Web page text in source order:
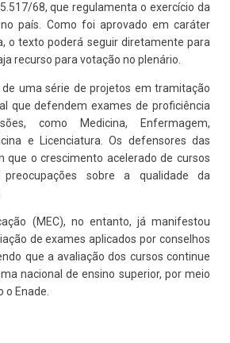
68, que regulamenta o exercício da
país. Como foi aprovado em caráter
o texto poderá seguir diretamente para
recurso para votação no plenário.
uma série de projetos em tramitação
que defendem exames de proficiência
como Medicina, Enfermagem,
e Licenciatura. Os defensores das
que o crescimento acelerado de cursos
preocupações sobre a qualidade da
(MEC), no entanto, já manifestou
de exames aplicados por conselhos
que a avaliação dos cursos continue
nacional de ensino superior, por meio
Enade.